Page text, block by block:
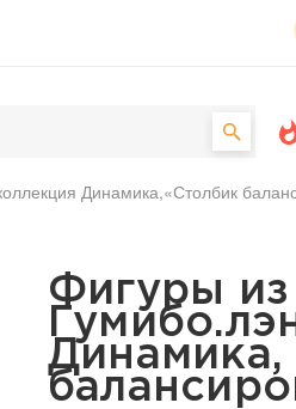
Динамика,«Столбик
Фигуры
Динамика,